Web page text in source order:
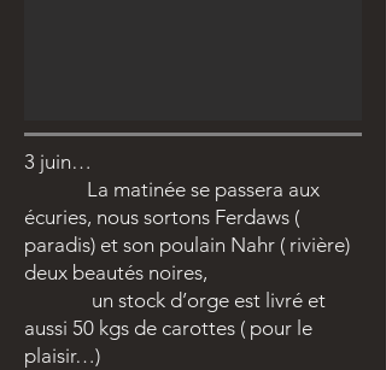
3 juin…
La matinée se passera aux
écuries, nous sortons Ferdaws (
paradis) et son poulain Nahr ( rivière)
deux beautés noires,
un stock d’orge est livré et
aussi 50 kgs de carottes ( pour le
plaisir…)